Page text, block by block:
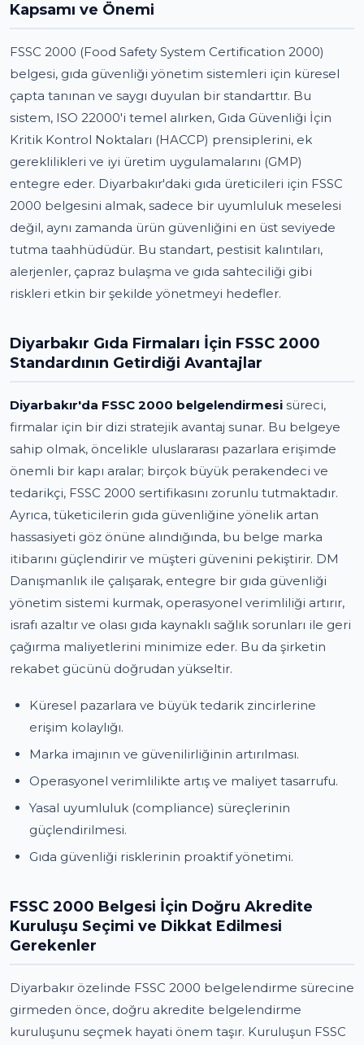
Kapsamı ve Önemi
FSSC 2000 (Food Safety System Certification 2000)
belgesi, gıda güvenliği yönetim sistemleri için küresel
çapta tanınan ve saygı duyulan bir standarttır. Bu
sistem, ISO 22000'i temel alırken, Gıda Güvenliği İçin
Kritik Kontrol Noktaları (HACCP) prensiplerini, ek
gereklilikleri ve iyi üretim uygulamalarını (GMP)
entegre eder. Diyarbakır'daki gıda üreticileri için FSSC
2000 belgesini almak, sadece bir uyumluluk meselesi
değil, aynı zamanda ürün güvenliğini en üst seviyede
tutma taahhüdüdür. Bu standart, pestisit kalıntıları,
alerjenler, çapraz bulaşma ve gıda sahteciliği gibi
riskleri etkin bir şekilde yönetmeyi hedefler.
Diyarbakır Gıda Firmaları İçin FSSC 2000
Standardının Getirdiği Avantajlar
Diyarbakır'da FSSC 2000 belgelendirmesi süreci,
firmalar için bir dizi stratejik avantaj sunar. Bu belgeye
sahip olmak, öncelikle uluslararası pazarlara erişimde
önemli bir kapı aralar; birçok büyük perakendeci ve
tedarikçi, FSSC 2000 sertifikasını zorunlu tutmaktadır.
Ayrıca, tüketicilerin gıda güvenliğine yönelik artan
hassasiyeti göz önüne alındığında, bu belge marka
itibarını güçlendirir ve müşteri güvenini pekiştirir. DM
Danışmanlık ile çalışarak, entegre bir gıda güvenliği
yönetim sistemi kurmak, operasyonel verimliliği artırır,
israfı azaltır ve olası gıda kaynaklı sağlık sorunları ile geri
çağırma maliyetlerini minimize eder. Bu da şirketin
rekabet gücünü doğrudan yükseltir.
Küresel pazarlara ve büyük tedarik zincirlerine
erişim kolaylığı.
Marka imajının ve güvenilirliğinin artırılması.
Operasyonel verimlilikte artış ve maliyet tasarrufu.
Yasal uyumluluk (compliance) süreçlerinin
güçlendirilmesi.
Gıda güvenliği risklerinin proaktif yönetimi.
FSSC 2000 Belgesi İçin Doğru Akredite
Kuruluşu Seçimi ve Dikkat Edilmesi
Gerekenler
Diyarbakır özelinde FSSC 2000 belgelendirme sürecine
girmeden önce, doğru akredite belgelendirme
kuruluşunu seçmek hayati önem taşır. Kuruluşun FSSC